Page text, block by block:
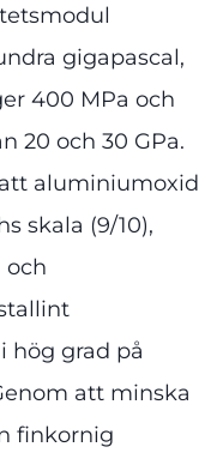
gigapascal,
400 MPa och
20 och 30 GPa.
aluminiumoxid
skala (9/10),
och
hög grad på
att minska
finkornig